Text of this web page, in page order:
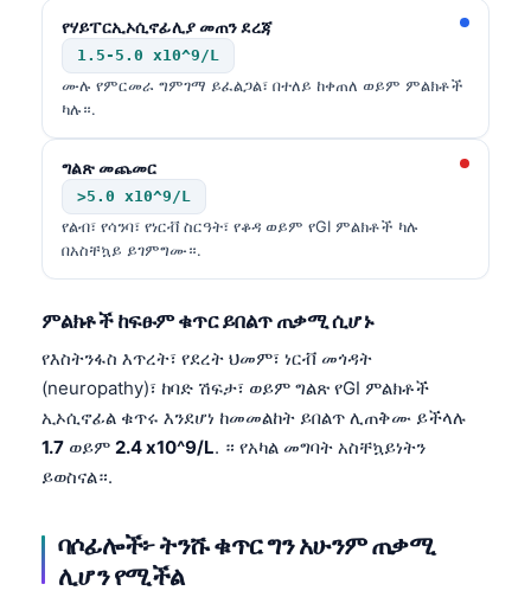
የሃይፐርኢኦሲኖፊሊያ መጠን ደረጃ
1.5-5.0 x10^9/L
ሙሉ የምርመራ ግምገማ ይፈልጋል፣ በተለይ ከቀጠለ ወይም ምልክቶች
ካሉ።.
ግልጽ መጨመር
>5.0 x10^9/L
የልብ፣ የሳንባ፣ የነርቭ ስርዓት፣ የቆዳ ወይም የGI ምልክቶች ካሉ
በአስቸኳይ ይገምግሙ።.
ምልክቶች ከፍፁም ቁጥር ይበልጥ ጠቃሚ ሲሆኑ
የእስትንፋስ እጥረት፣ የደረት ህመም፣ ነርቭ መጎዳት
(neuropathy)፣ ከባድ ሽፍታ፣ ወይም ግልጽ የGI ምልክቶች
ኢኦሲኖፊል ቁጥሩ እንደሆነ ከመመልከት ይበልጥ ሊጠቅሙ ይችላሉ
1.7 ወይም 2.4 x10^9/L. ። የአካል መግባት አስቸኳይነትን
ይወስናል።.
ባሶፊሎች፦ ትንሹ ቁጥር ግን አሁንም ጠቃሚ
ሊሆን የሚችል